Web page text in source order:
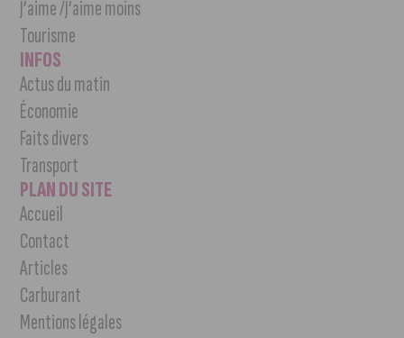
J’aime /J’aime moins
Tourisme
INFOS
Actus du matin
Économie
Faits divers
Transport
PLAN DU SITE
Accueil
Contact
Articles
Carburant
Mentions légales